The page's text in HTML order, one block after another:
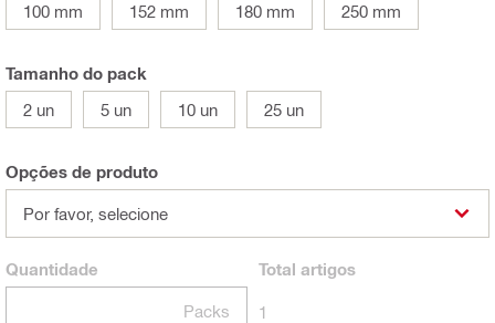
100 mm
152 mm 180 mm 250 mm
Tamanho do pack
2 un
5 un 10 un 25 un
Opções de produto
Por favor, selecione
Quantidade
Packs
Total artigos
1